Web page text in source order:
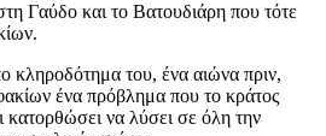
Γαύδο και το Βατουδιάρη που τότε
κληροδότημα του, ένα αιώνα πριν,
ένα πρόβλημα που το κράτος
κατορθώσει να λύσει σε όλη την